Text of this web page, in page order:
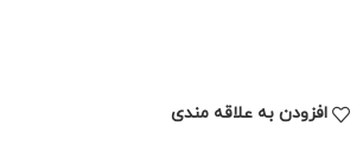
افزودن به علاقه مندی